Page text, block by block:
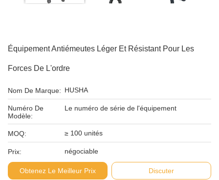
Équipement Antiémeutes Léger Et Résistant Pour Les
Forces De L'ordre
Nom De Marque: HUSHA
Numéro De
Modèle:
Le numéro de série de l'équipement
MOQ: ≥ 100 unités
Prix: négociable
Obtenez Le Meilleur Prix Discuter